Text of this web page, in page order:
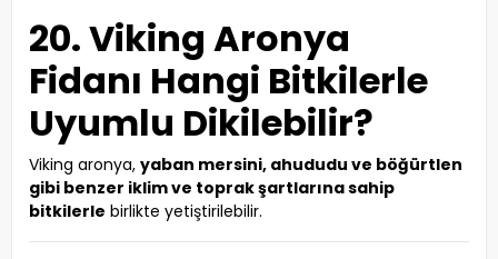
20. Viking Aronya
Fidanı Hangi Bitkilerle
Uyumlu Dikilebilir?
Viking aronya, yaban mersini, ahududu ve böğürtlen
gibi benzer iklim ve toprak şartlarına sahip
bitkilerle birlikte yetiştirilebilir.